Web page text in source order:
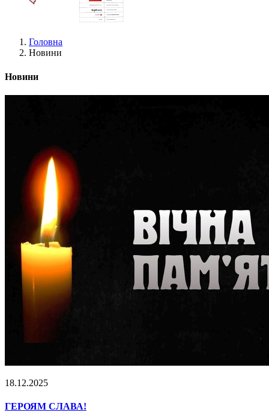
Головна
Новини
Новини
18.12.2025
ГЕРОЯМ СЛАВА!